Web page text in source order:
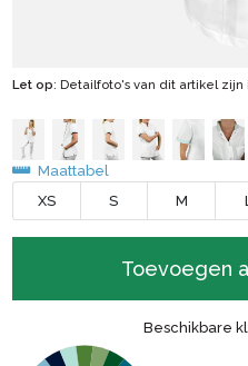
Let op: Detailfoto's van dit artikel
Maattabel
XS
S M
Toevoegen
Beschikbare